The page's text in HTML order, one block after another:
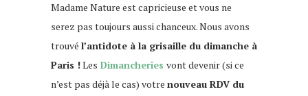
Madame Nature est capricieuse et vous ne
serez pas toujours aussi chanceux. Nous avons
trouvé l’antidote à la grisaille du dimanche à
Paris !Les Dimancheries vont devenir (si ce
n’est pas déjà le cas) votre nouveau RDV du